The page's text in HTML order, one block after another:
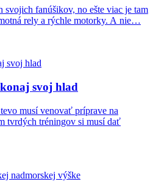
svojich fanúšikov, no ešte viac je tam
rely a rýchle motorky. A nie…
svoj hlad
musí venovať príprave na
tvrdých tréningov si musí dať